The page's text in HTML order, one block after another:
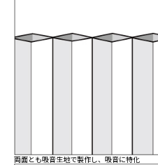
両面とも吸音生地で製作し、吸音に特化